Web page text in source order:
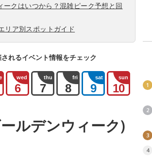
ークはいつから？混雑ピーク予想と回
リア別スポットガイド
れるイベント情報をチェック
wed
6
thu
7
fri
8
sat
9
sun
10
ルデンウィーク)
1
2
3
4